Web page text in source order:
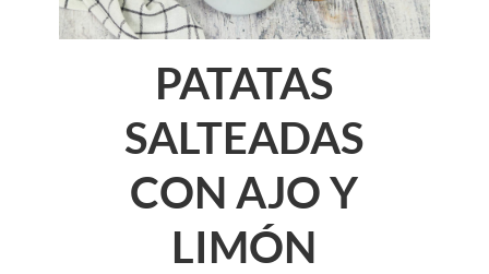
PATATAS
SALTEADAS
CON AJO Y
LIMÓN